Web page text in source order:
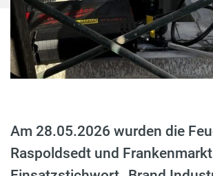
Am 28.05.2026 wurden die
Raspoldsedt und